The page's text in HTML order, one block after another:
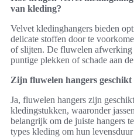
van kleding?
Velvet kledinghangers bieden
delicate stoffen door te
of slijten. De fluwelen afwerking
puntige plekken of schade aan
Zijn fluwelen hangers
Ja, fluwelen hangers zijn
kledingstukken, waaronder
belangrijk om de juiste hangers
types kleding om hun